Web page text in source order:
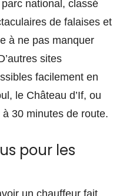
national, classé
de falaises et
à ne pas manquer
sites
facilement en
le Château d’If, ou
30 minutes de route.
pour les
un chauffeur fait